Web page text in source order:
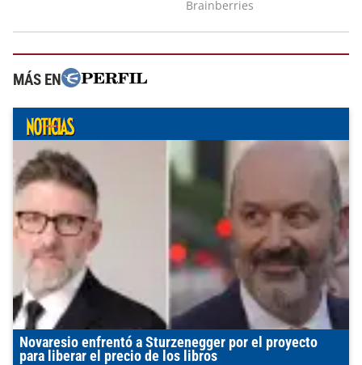
MÁS EN
Novaresio enfrentó a Sturzenegger por el proyecto
para liberar el precio de los libros